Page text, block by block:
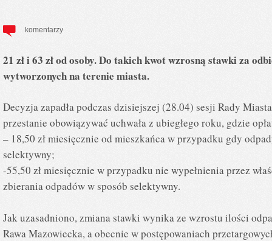
komentarzy
21 zł i 63 zł od osoby. Do takich kwot wzrosną stawki za
wytworzonych na terenie miasta.
Decyzja zapadła podczas dzisiejszej (28.04) sesji Rady
przestanie obowiązywać uchwała z ubiegłego roku, gdzie
– 18,50 zł miesięcznie od mieszkańca w przypadku gdy
selektywny;
-55,50 zł miesięcznie w przypadku nie wypełnienia przez
zbierania odpadów w sposób selektywny.
Jak uzasadniono, zmiana stawki wynika ze wzrostu ilości
Rawa Mazowiecka, a obecnie w postępowaniach